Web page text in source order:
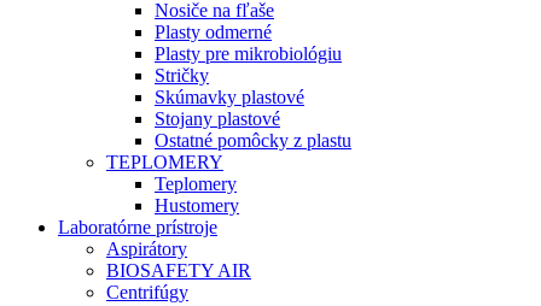
Nosiče na fľaše
Plasty odmerné
Plasty pre mikrobiológiu
Stričky
Skúmavky plastové
Stojany plastové
Ostatné pomôcky z plastu
TEPLOMERY
Teplomery
Hustomery
Laboratórne prístroje
Aspirátory
BIOSAFETY AIR
Centrifúgy